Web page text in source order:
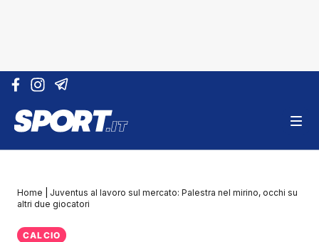
Vai al contenuto
Home
Juventus al lavoro sul mercato: Palestra nel mirino, occhi su
altri due giocatori
CALCIO